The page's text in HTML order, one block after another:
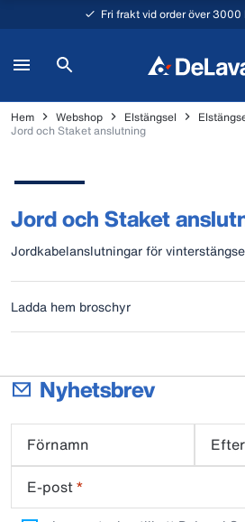
Fri frakt vid order över 3000
Hem Webshop Elstängsel
Jord och Staket anslutning
Jord och Staket
Jordkabelanslutningar för
Ladda hem broschyr
Nyhetsbrev
Förnamn
E-post*